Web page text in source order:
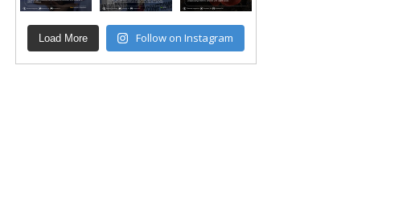
Load More Follow on Instagram